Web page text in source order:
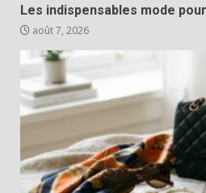
Les indispensables mode
août 7, 2026